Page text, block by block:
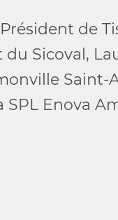
de
Sicoval,
Saint-
SPL Enova